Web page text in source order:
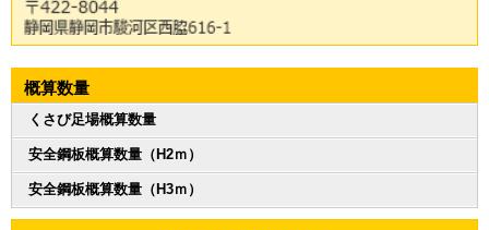
概算数量
くさび足場概算数量
安全鋼板概算数量（H2ｍ）
安全鋼板概算数量（H3ｍ）